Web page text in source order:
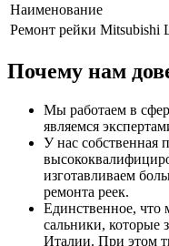
Наименование
Ремонт рейки Mitsubishi
Почему нам
Мы работаем в
являемся
У нас собственная
изготавливаем
ремонта реек.
Единственное,
сальники, которые
Италии. При этом